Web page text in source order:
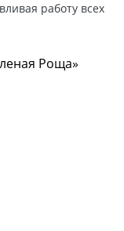
работу всех